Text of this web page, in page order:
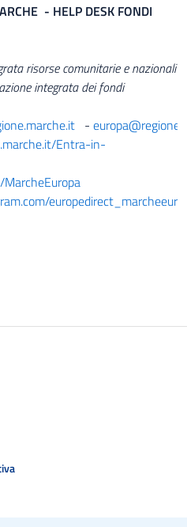
- HELP DESK FONDI
risorse comunitarie e nazionali
integrata dei fondi
-
Entra-in-